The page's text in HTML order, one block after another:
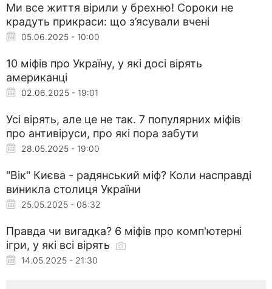
Ми все життя вірили у брехню! Сороки не
крадуть прикраси: що з’ясували вчені
05.06.2025 - 10:00
10 міфів про Україну, у які досі вірять
американці
02.06.2025 - 19:01
Усі вірять, але це не так. 7 популярних міфів
про антивіруси, про які пора забути
28.05.2025 - 19:00
"Вік" Києва - радянський міф? Коли насправді
виникла столиця України
25.05.2025 - 08:32
Правда чи вигадка? 6 міфів про комп'ютерні
ігри, у які всі вірять
14.05.2025 - 21:30